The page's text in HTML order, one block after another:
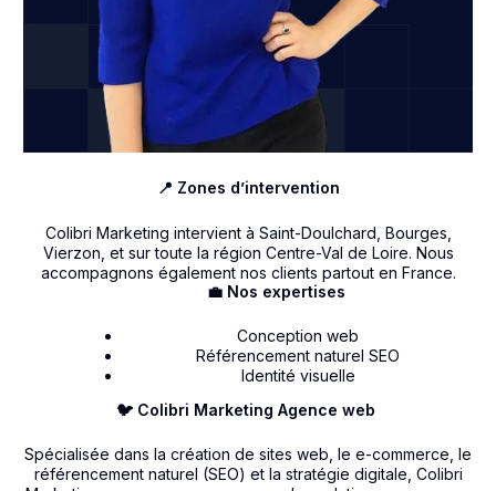
🐦 Colibri Marketing Agence web
Spécialisée dans la création de sites web, le e-commerce, le
référencement naturel (SEO) et la stratégie digitale, Colibri
💼 Nos expertises
Conception web
Référencement naturel SEO
Identité visuelle
📍 Zones d’intervention
Colibri Marketing intervient à Saint-Doulchard, Bourges,
Vierzon, et sur toute la région Centre-Val de Loire. Nous
accompagnons également nos clients partout en France.